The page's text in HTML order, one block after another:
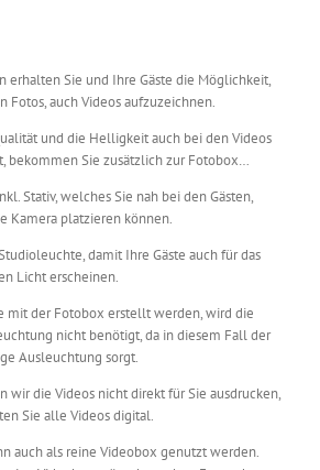
erhalten Sie und Ihre Gäste die Möglichkeit,
Fotos, auch Videos aufzuzeichnen.
und die Helligkeit auch bei den Videos
bekommen Sie zusätzlich zur Fotobox…
Stativ, welches Sie nah bei den Gästen,
Kamera platzieren können.
damit Ihre Gäste auch für das
Licht erscheinen.
mit der Fotobox erstellt werden, wird die
nicht benötigt, da in diesem Fall der
Ausleuchtung sorgt.
wir die Videos nicht direkt für Sie ausdrucken,
Sie alle Videos digital.
auch als reine Videobox genutzt werden.